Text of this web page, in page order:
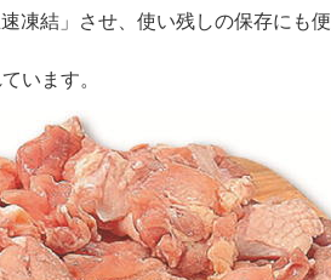
凍結」させ、使い残しの保存にも便
います。